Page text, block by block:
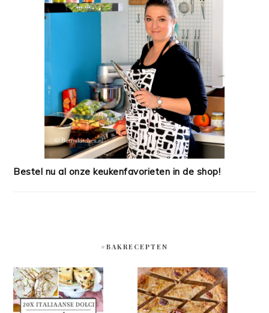
Bestel nu al onze keukenfavorieten in de shop!
#BAKRECEPTEN